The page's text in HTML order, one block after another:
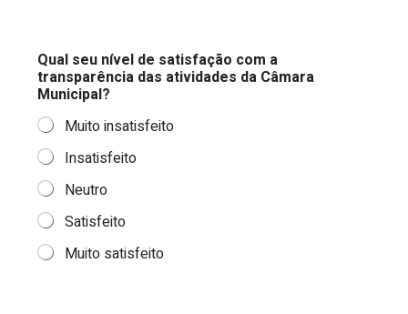
Qual seu nível de satisfação com a
transparência das atividades da Câmara
Municipal?
Muito insatisfeito
Insatisfeito
Neutro
Satisfeito
Muito satisfeito